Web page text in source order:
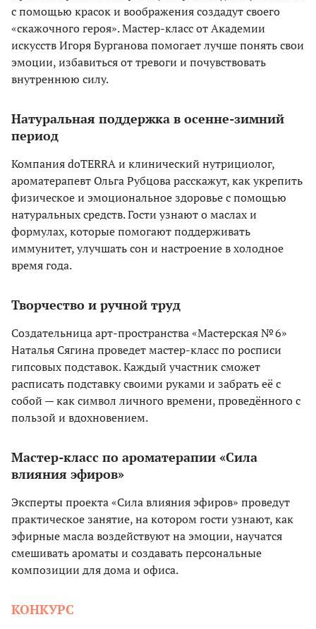
с помощью красок и воображения создадут своего
«скажочного героя». Мастер-класс от Академии
искусств Игоря Бурганова помогает лучше понять свои
эмоции, избавиться от тревоги и почувствовать
внутреннюю силу.
Натуральная поддержка в осенне-зимний
период
Компания doTERRA и клинический нутрициолог,
ароматерапевт Ольга Рубцова расскажут, как укрепить
физическое и эмоциональное здоровье с помощью
натуральных средств. Гости узнают о маслах и
формулах, которые помогают поддерживать
иммунитет, улучшать сон и настроение в холодное
время года.
Творчество и ручной труд
Создательница арт-пространства «Мастерская № 6»
Наталья Сягина проведет мастер-класс по росписи
гипсовых подставок. Каждый участник сможет
расписать подставку своими руками и забрать её с
собой — как символ личного времени, проведённого с
пользой и вдохновением.
Мастер-класс по ароматерапии «Сила
влияния эфиров»
Эксперты проекта «Сила влияния эфиров» проведут
практическое занятие, на котором гости узнают, как
эфирные масла воздействуют на эмоции, научатся
смешивать ароматы и создавать персональные
композиции для дома и офиса.
КОНКУРС